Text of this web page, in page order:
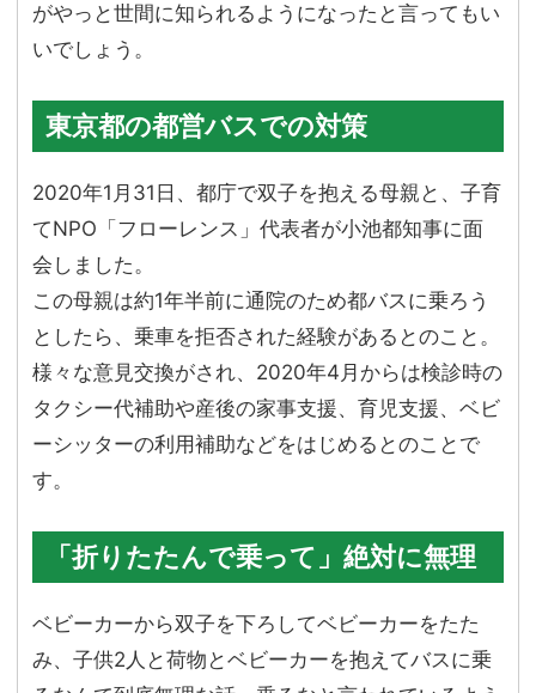
がやっと世間に知られるようになったと言ってもい
いでしょう。
東京都の都営バスでの対策
2020年1月31日、都庁で双子を抱える母親と、子育
てNPO「フローレンス」代表者が小池都知事に面
会しました。
この母親は約1年半前に通院のため都バスに乗ろう
としたら、乗車を拒否された経験があるとのこと。
様々な意見交換がされ、2020年4月からは検診時の
タクシー代補助や産後の家事支援、育児支援、ベビ
ーシッターの利用補助などをはじめるとのことで
す。
「折りたたんで乗って」絶対に無理
ベビーカーから双子を下ろしてベビーカーをたた
み、子供2人と荷物とベビーカーを抱えてバスに乗